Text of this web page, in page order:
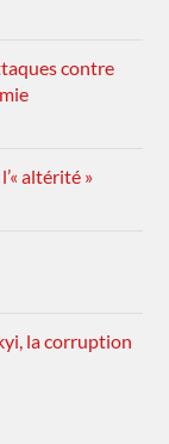
contre
altérité »
la corruption